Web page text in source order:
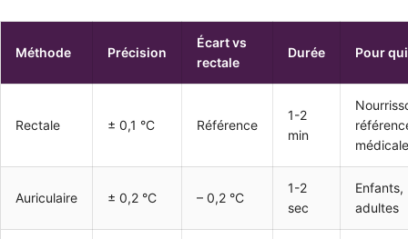
Méthode Précision
Écart vs
rectale
Durée Pour qui
Rectale ± 0,1 °C Référence
1-2
min
médicale
Auriculaire ± 0,2 °C – 0,2 °C
1-2
sec
Enfants,
adultes